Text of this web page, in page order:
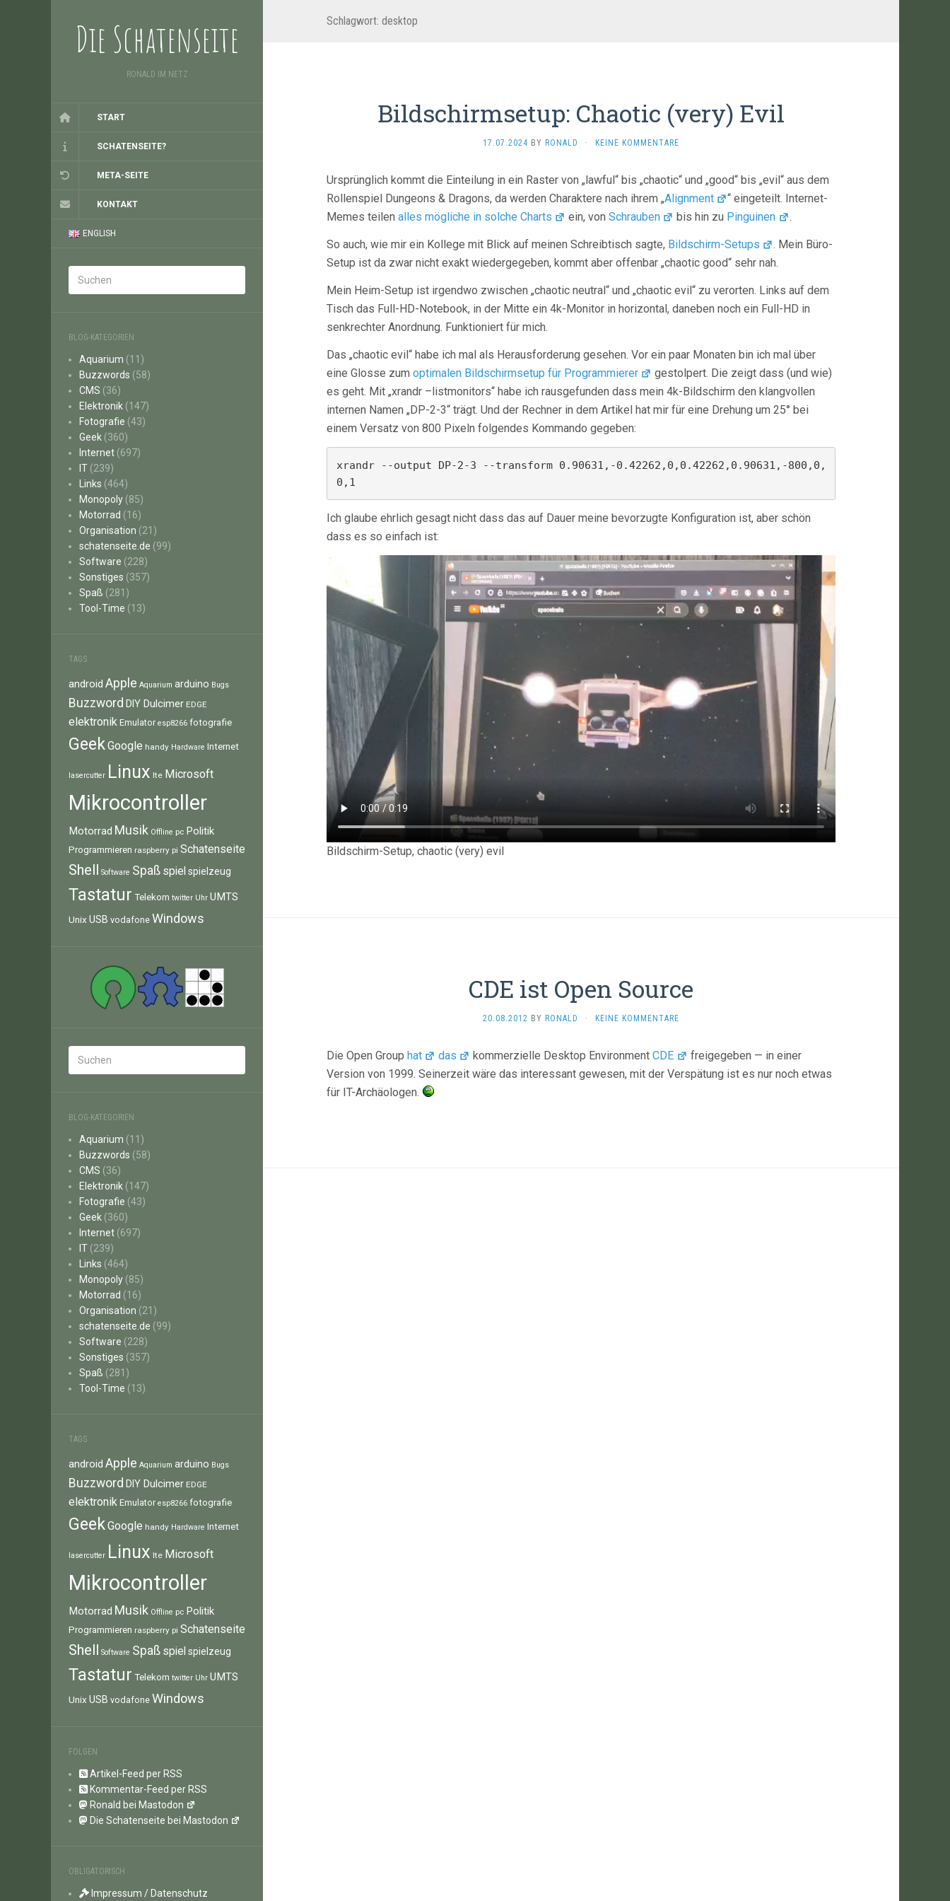
Die Schatenseite
RONALD IM NETZ
START
SCHATENSEITE?
META-SEITE
KONTAKT
ENGLISH
BLOG-KATEGORIEN
Aquarium (11)
Buzzwords (58)
CMS (36)
Elektronik (147)
Fotografie (43)
Geek (360)
Internet (697)
IT (239)
Links (464)
Monopoly (85)
Motorrad (16)
Organisation (21)
schatenseite.de (99)
Software (228)
Sonstiges (357)
Spaß (281)
Tool-Time (13)
TAGS
android Apple Aquarium arduino Bugs
Buzzword DIY Dulcimer EDGE
elektronik Emulator esp8266 fotografie
GeekGoogle handy Hardware Internet
lasercutter Linux lte Microsoft
Mikrocontroller
Motorrad Musik Offline pc Politik
Programmieren raspberry pi Schatenseite
Shell Software Spaß spiel spielzeug
Tastatur Telekom twitter Uhr UMTS
Unix USB vodafone Windows
BLOG-KATEGORIEN
Aquarium (11)
Buzzwords (58)
CMS (36)
Elektronik (147)
Fotografie (43)
Geek (360)
Internet (697)
IT (239)
Links (464)
Monopoly (85)
Motorrad (16)
Organisation (21)
schatenseite.de (99)
Software (228)
Sonstiges (357)
Spaß (281)
Tool-Time (13)
TAGS
android Apple Aquarium arduino Bugs
Buzzword DIY Dulcimer EDGE
elektronik Emulator esp8266 fotografie
GeekGoogle handy Hardware Internet
lasercutter Linux lte Microsoft
Mikrocontroller
Motorrad Musik Offline pc Politik
Programmieren raspberry pi Schatenseite
Shell Software Spaß spiel spielzeug
Tastatur Telekom twitter Uhr UMTS
Unix USB vodafone Windows
FOLGEN
Artikel-Feed per RSS
Kommentar-Feed per RSS
Ronald bei Mastodon
Die Schatenseite bei Mastodon
OBLIGATORISCH
Impressum / Datenschutz
Schlagwort: desktop
Bildschirmsetup: Chaotic (very) Evil
17.07.2024 BY RONALD · KEINE KOMMENTARE
Ursprünglich kommt die Einteilung in ein Raster von „lawful“ bis „chaotic“ und „good“ bis „evil“ aus dem
Rollenspiel Dungeons & Dragons, da werden Charaktere nach ihrem „Alignment
“ eingeteilt. Internet-
Memes teilen alles mögliche in solche Charts ein, vonSchrauben bis hin zu Pinguinen .
So auch, wie mir ein Kollege mit Blick auf meinen Schreibtisch sagte, Bildschirm-Setups
. Mein Büro-
Setup ist da zwar nicht exakt wiedergegeben, kommt aber offenbar „chaotic good“ sehr nah.
Mein Heim-Setup ist irgendwo zwischen „chaotic neutral“ und „chaotic evil“ zu verorten. Links auf dem
Tisch das Full-HD-Notebook, in der Mitte ein 4k-Monitor in horizontal, daneben noch ein Full-HD in
senkrechter Anordnung. Funktioniert für mich.
Das „chaotic evil“ habe ich mal als Herausforderung gesehen. Vor ein paar Monaten bin ich mal über
eine Glosse zum optimalen Bildschirmsetup für Programmierer
gestolpert. Die zeigt dass (und wie)
es geht. Mit „xrandr –listmonitors“ habe ich rausgefunden dass mein 4k-Bildschirm den klangvollen
internen Namen „DP-2-3“ trägt. Und der Rechner in dem Artikel hat mir für eine Drehung um 25° bei
einem Versatz von 800 Pixeln folgendes Kommando gegeben:
xrandr --output DP-2-3 --transform 0.90631,-0.42262,0,0.42262,0.90631,-800,0,
0,1
Ich glaube ehrlich gesagt nicht dass das auf Dauer meine bevorzugte Konfiguration ist, aber schön
dass es so einfach ist:
Bildschirm-Setup, chaotic (very) evil
CDE ist Open Source
20.08.2012 BY RONALD · KEINE KOMMENTARE
Die Open Group hat das kommerzielle Desktop EnvironmentCDE
freigegeben — in einer
Version von 1999. Seinerzeit wäre das interessant gewesen, mit der Verspätung ist es nur noch etwas
für IT-Archäologen.